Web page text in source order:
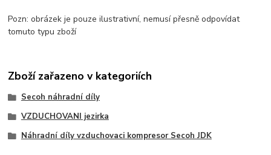
Pozn: obrázek je pouze ilustrativní, nemusí přesně odpovídat
tomuto typu zboží
Zboží zařazeno v kategoriích
Secoh náhradní díly
VZDUCHOVANI jezirka
Náhradní díly vzduchovaci kompresor Secoh JDK